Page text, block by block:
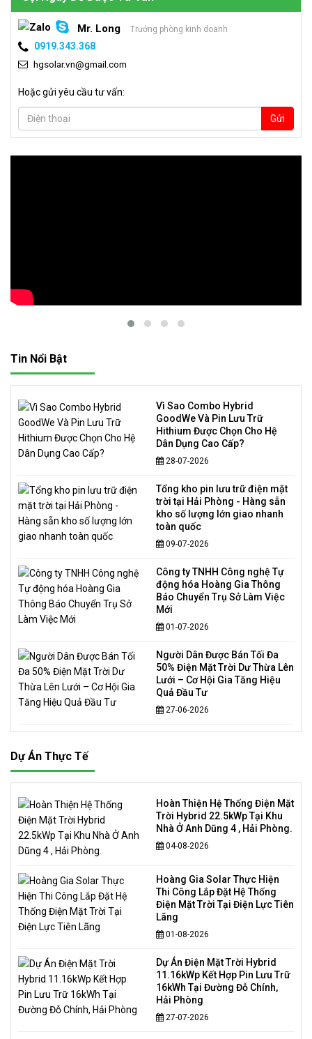
Mr. Long Trưởng phòng kinh doanh
0919.343.368
hgsolar.vn@gmail.com
Hoặc gửi yêu cầu tư vấn:
Gửi
Tin Nổi Bật
Vì Sao Combo Hybrid
GoodWe Và Pin Lưu Trữ
Hithium Được Chọn Cho Hệ
Dân Dụng Cao Cấp?
28-07-2026
Tổng kho pin lưu trữ điện mặt
trời tại Hải Phòng - Hàng sẵn
kho số lượng lớn giao nhanh
toàn quốc
09-07-2026
Công ty TNHH Công nghệ Tự
động hóa Hoàng Gia Thông
Báo Chuyển Trụ Sở Làm Việc
Mới
01-07-2026
Người Dân Được Bán Tối Đa
50% Điện Mặt Trời Dư Thừa Lên
Lưới – Cơ Hội Gia Tăng Hiệu
Quả Đầu Tư
27-06-2026
Dự Án Thực Tế
Hoàn Thiện Hệ Thống Điện Mặt
Trời Hybrid 22.5kWp Tại Khu
Nhà Ở Anh Dũng 4 , Hải Phòng.
04-08-2026
Hoàng Gia Solar Thực Hiện
Thi Công Lắp Đặt Hệ Thống
Điện Mặt Trời Tại Điện Lực Tiên
Lãng
01-08-2026
Dự Án Điện Mặt Trời Hybrid
11.16kWp Kết Hợp Pin Lưu Trữ
16kWh Tại Đường Đỗ Chính,
Hải Phòng
27-07-2026